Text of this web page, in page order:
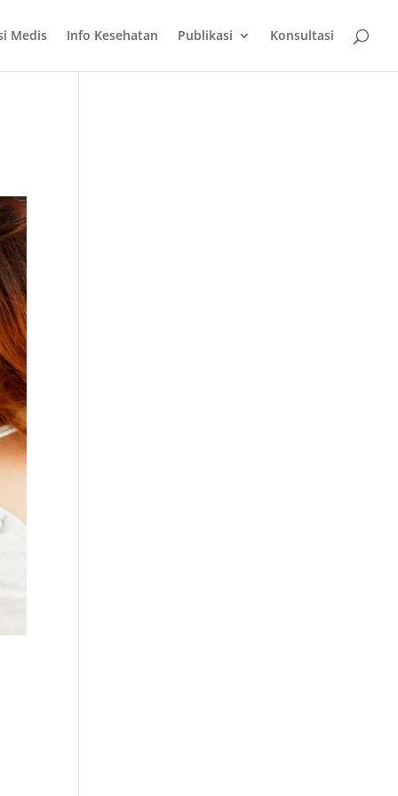
Medis Info Kesehatan Publikasi Konsultasi